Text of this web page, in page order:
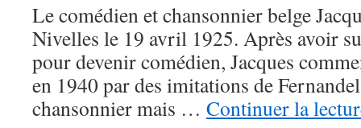
Le comédien et chansonnier belge
Nivelles le 19 avril 1925. Après avoir
pour devenir comédien, Jacques
en 1940 par des imitations de
chansonnier mais … Continuer la